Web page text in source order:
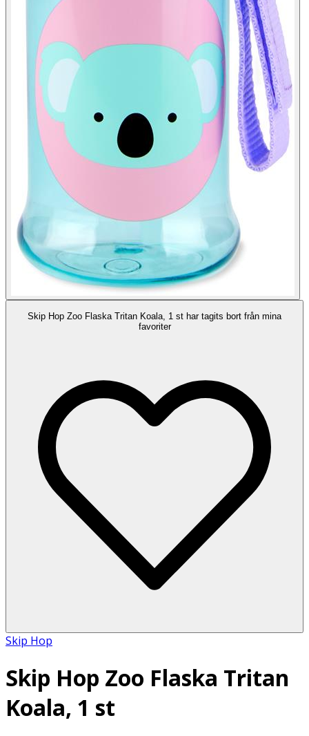
Skip Hop Zoo Flaska Tritan Koala, 1 st har tagits bort från mina
favoriter
Skip Hop
Skip Hop Zoo Flaska Tritan
Koala, 1 st